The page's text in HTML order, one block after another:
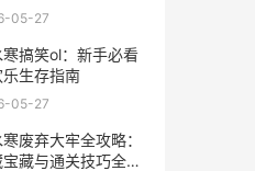
05-27
搞笑ol：新手必看
乐生存指南
05-27
废弃大牢全攻略：
宝藏与通关技巧全解